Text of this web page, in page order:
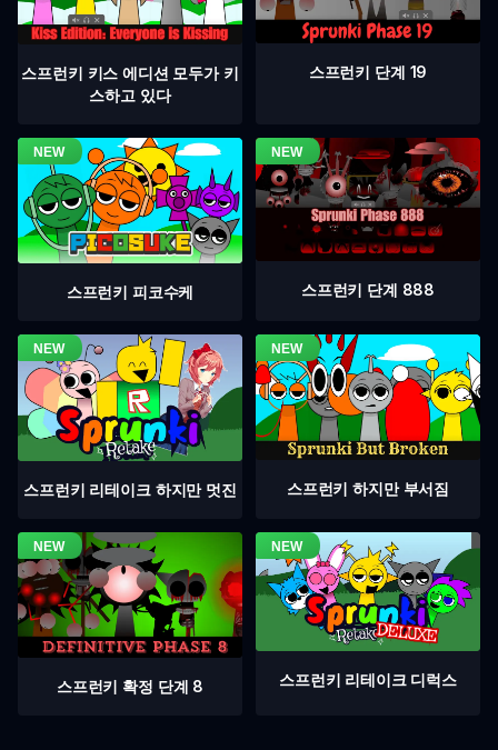
스프런키 키스 에디션 모두가 키
스하고 있다
스프런키 단계 19
스프런키 피코수케 스프런키 단계 888
스프런키 리테이크 하지만 멋진 스프런키 하지만 부서짐
스프런키 확정 단계 8 스프런키 리테이크 디럭스